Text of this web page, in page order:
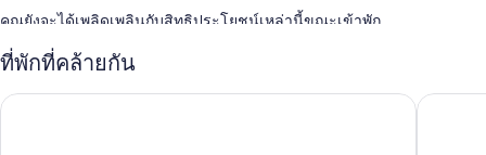
คุณยังจะได้เพลิดเพลินกับสิทธิประโยชน์เหล่านี้ขณะเข้าพัก
ที่จอดรถฟรี
ที่พักที่คล้ายกัน
คอมฟอร์ท โฮเทล ฟินส์เนส Mefjord